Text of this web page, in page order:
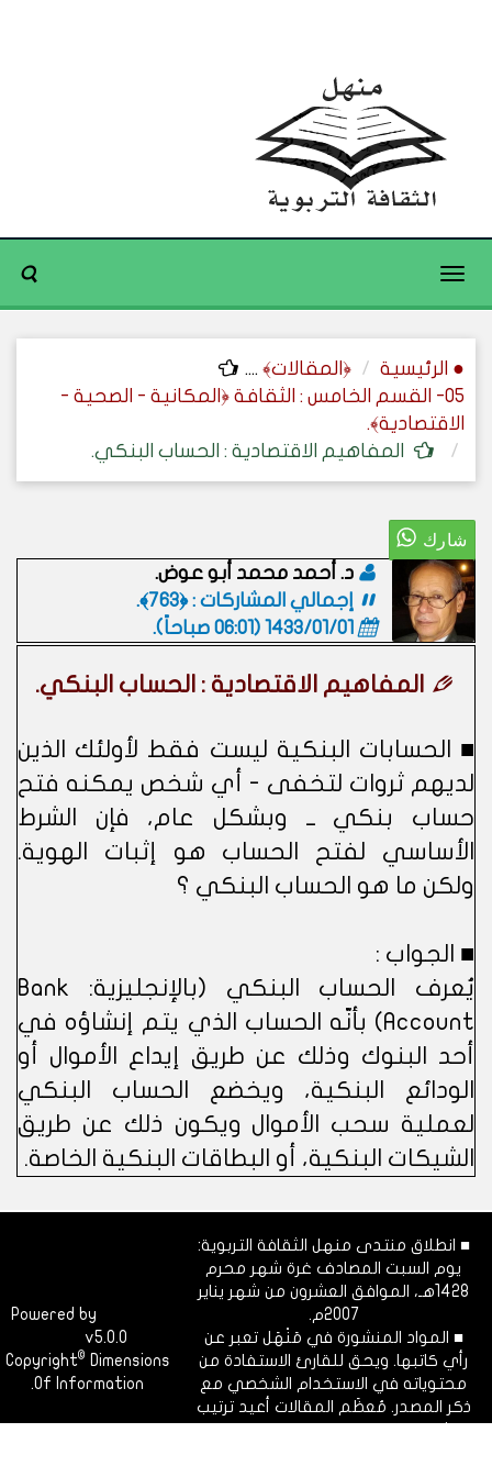
Toggle
● الرئيسية ﴿المقالات﴾ ....
05- القسم الخامس : الثقافة ﴿المكانية - الصحية -
الاقتصادية﴾.
المفاهيم الاقتصادية : الحساب البنكي.
د. أحمد محمد أبو عوض.
إجمالي المشاركات : ﴿763﴾.
1433/01/01 (06:01 صباحاً)
.
المفاهيم الاقتصادية : الحساب البنكي.
■ الحسابات البنكية ليست فقط لأولئك الذين
لديهم ثروات لتخفى - أي شخص يمكنه فتح
حساب بنكي ــ وبشكل عام، فإن الشرط
الأساسي لفتح الحساب هو إثبات الهوية.
ولكن ما هو الحساب البنكي ؟
■ الجواب :
يُعرف الحساب البنكي (بالإنجليزية: Bank
Account) بأنّه الحساب الذي يتم إنشاؤه في
أحد البنوك وذلك عن طريق إيداع الأموال أو
الودائع البنكية، ويخضع الحساب البنكي
لعملية سحب الأموال ويكون ذلك عن طريق
الشيكات البنكية، أو البطاقات البنكية الخاصة.
■ انطلاق منتدى منهل الثقافة التربوية:
يوم السبت المصادف غرة شهر محرم
1428هـ، الموافق العشرون من شهر يناير
2007م.
■ المواد المنشورة في مَنْهَل تعبر عن
رأي كاتبها. ويحق للقارئ الاستفادة من
محتوياته في الاستخدام الشخصي مع
ذكر المصدر. مُعظَم المقالات أعيد ترتيب
Powered by
v5.0.0
Copyright©
Dimensions
Of Information.